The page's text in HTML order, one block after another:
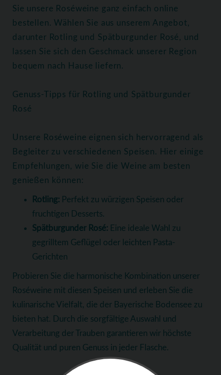
Sie unsere Roséweine ganz einfach online
bestellen. Wählen Sie aus unserem Angebot,
darunter Rotling und Spätburgunder Rosé, und
lassen Sie sich den Geschmack unserer Region
bequem nach Hause liefern.
Genuss-Tipps für Rotling und Spätburgunder
Rosé
Unsere Roséweine eignen sich hervorragend als
Begleiter zu verschiedenen Speisen. Hier einige
Empfehlungen, wie Sie die Weine am besten
genießen können:
Rotling: Perfekt zu würzigen Speisen oder
fruchtigen Desserts.
Spätburgunder Rosé: Eine ideale Wahl zu
gegrilltem Geflügel oder leichten Pasta-
Gerichten
Probieren Sie die harmonische Kombination unserer
Roséweine mit diesen Speisen und erleben Sie die
kulinarische Vielfalt, die der Bayerische Bodensee zu
bieten hat. Durch die sorgfältige Auswahl und
Verarbeitung der Trauben garantieren wir höchste
Qualität und puren Genuss in jeder Flasche.